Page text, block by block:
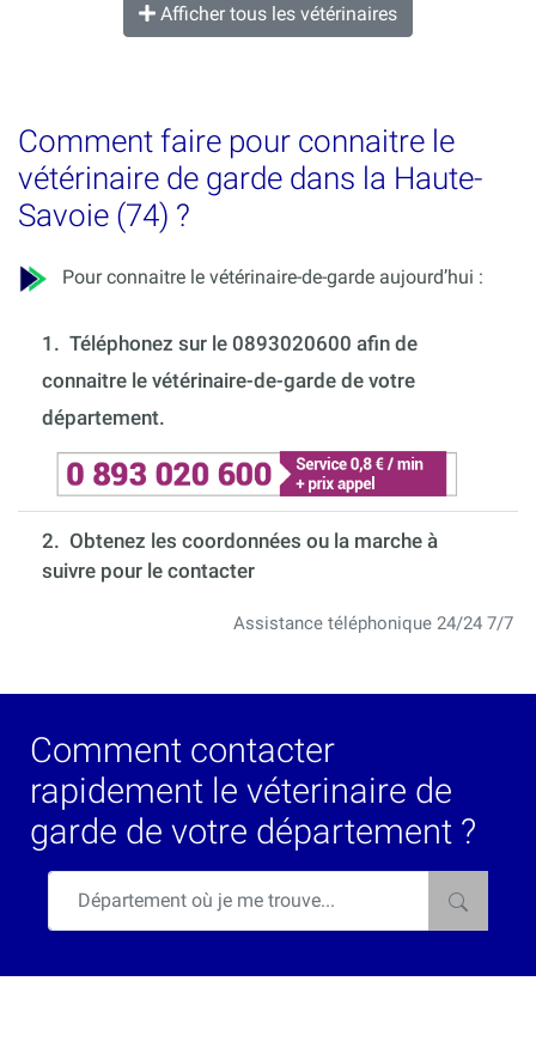
Afficher tous les vétérinaires
Comment faire pour connaitre le
vétérinaire de garde dans la Haute-
Savoie (74) ?
Pour connaitre le vétérinaire-de-garde aujourd’hui :
1. Téléphonez sur le 0893020600 afin de
connaitre le vétérinaire-de-garde de votre
département.
2. Obtenez les coordonnées ou la marche à
suivre pour le contacter
Assistance téléphonique 24/24 7/7
Comment contacter
rapidement le véterinaire de
garde de votre département ?